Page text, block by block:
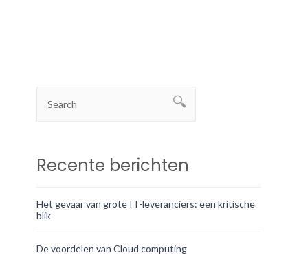
Recente berichten
Het gevaar van grote IT-leveranciers: een kritische
blik
De voordelen van Cloud computing